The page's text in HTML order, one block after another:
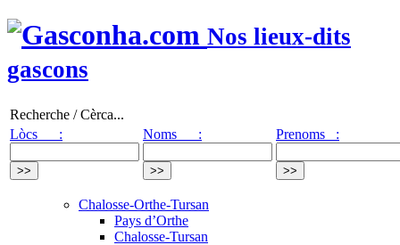
Nos lieux-dits
gascons
Recherche / Cèrca...
Lòcs :
Noms : Prenoms :
Chalosse-Orthe-Tursan
Pays d’Orthe
Chalosse-Tursan